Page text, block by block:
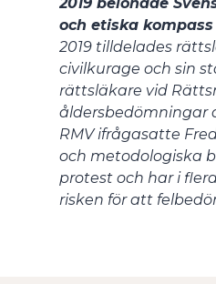
och etiska kompass
2019 tilldelades
civilkurage och sin
rättsläkare vid
åldersbedömningar
RMV ifrågasatte
och metodologiska
protest och har i
risken för att